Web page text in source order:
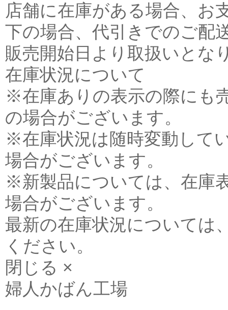
店舗に在庫がある場合、お
下の場合、代引きでのご配
販売開始日より取扱いとな
在庫状況について
※在庫ありの表示の際にも
の場合がございます。
※在庫状況は随時変動して
場合がございます。
※新製品については、在庫
場合がございます。
最新の在庫状況については
ください。
閉じる ×
婦人かばん工場